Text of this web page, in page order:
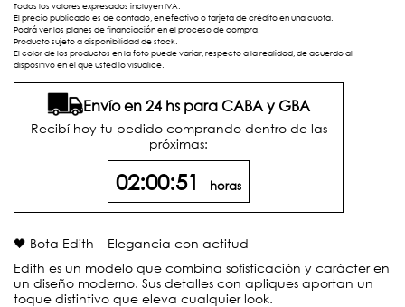
Todos los valores expresados incluyen IVA.
El precio publicado es de contado, en efectivo o tarjeta de crédito en una cuota.
Podrá ver los planes de financiación en el proceso de compra.
Producto sujeto a disponibilidad de stock.
El color de los productos en la foto puede variar, respecto a la realidad, de acuerdo al
dispositivo en el que usted lo visualice.
Envío en 24 hs para CABA y GBA
Recibí hoy tu pedido comprando dentro de las
próximas:
02:00:50 horas
🖤 Bota Edith – Elegancia con actitud
Edith es un modelo que combina sofisticación y carácter en
un diseño moderno. Sus detalles con apliques aportan un
toque distintivo que eleva cualquier look.